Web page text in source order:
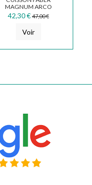
MAGNUM ARCO
4269343 133.0177.976
42,30 € 47,00 €
Voir